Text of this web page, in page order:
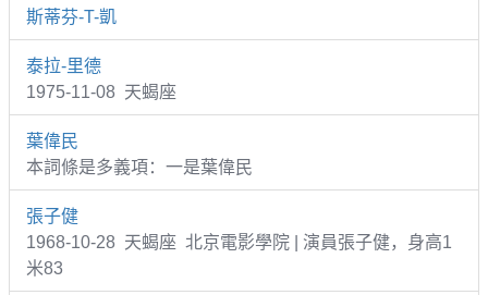
斯蒂芬-T-凱
泰拉-里德
1975-11-08 天蝎座
葉偉民
本詞條是多義項：一是葉偉民
張子健
1968-10-28 天蝎座 北京電影學院 | 演員張子健，身高1
米83